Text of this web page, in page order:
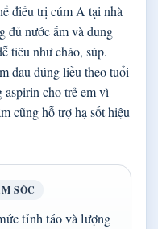
điều trị cúm A tại nhà
đủ nước ấm và dung
tiêu như cháo, súp.
đau đúng liều theo tuổi
aspirin cho trẻ em vì
cũng hỗ trợ hạ sốt hiệu
SÓC
tỉnh táo và lượng